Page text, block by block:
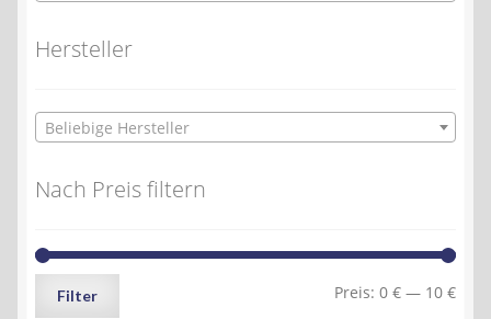
Hersteller
Beliebige Hersteller
Nach Preis filtern
Min.
Max.
Filter Preis: 0 € — 10 €